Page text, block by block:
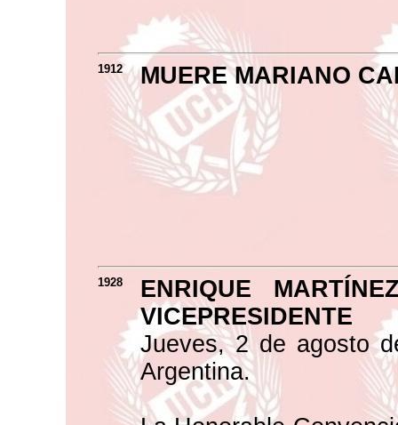
1912 MUERE MARIANO
1928
ENRIQUE
VICEPRESIDENTE
Jueves, 2 de agosto
Argentina.